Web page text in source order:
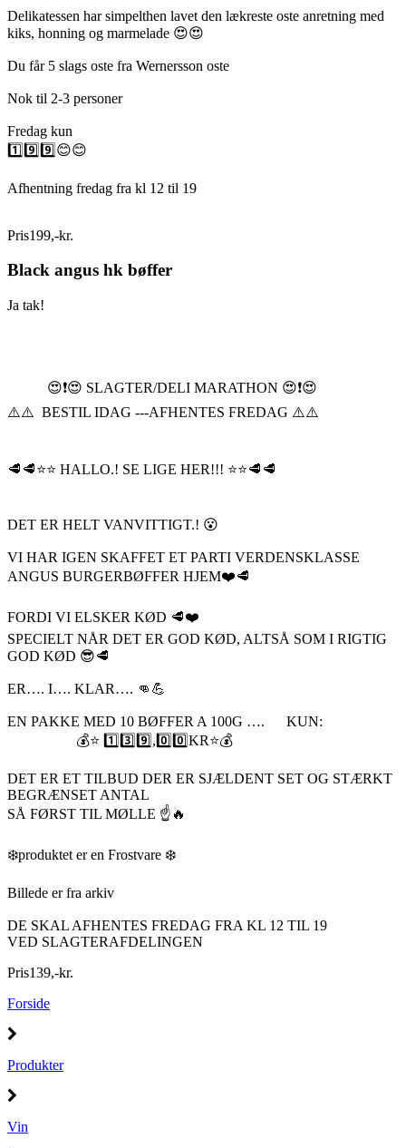
Delikatessen har simpelthen lavet den lækreste oste anretning med
kiks, honning og marmelade 😍😍
Du får 5 slags oste fra Wernersson oste
Nok til 2-3 personer
Fredag kun
1️⃣9️⃣9️⃣😊😊
Afhentning fredag fra kl 12 til 19
Pris199,-kr.
Black angus hk bøffer
Ja tak!
😍❗️😍 SLAGTER/DELI MARATHON 😍❗️😍
⚠️⚠️ BESTIL IDAG ---AFHENTES FREDAG ⚠️⚠️
🥩🥩⭐️⭐️ HALLO.! SE LIGE HER!!! ⭐️⭐️🥩🥩
DET ER HELT VANVITTIGT.! 😮
VI HAR IGEN SKAFFET ET PARTI VERDENSKLASSE
ANGUS BURGERBØFFER HJEM❤️🥩
FORDI VI ELSKER KØD 🥩❤️
SPECIELT NÅR DET ER GOD KØD, ALTSÅ SOM I RIGTIG
GOD KØD 😎🥩
ER…. I…. KLAR…. 👊💪
EN PAKKE MED 10 BØFFER A 100G …. KUN:
💰⭐️ 1️⃣3️⃣9️⃣,0️⃣0️⃣KR⭐️💰
DET ER ET TILBUD DER ER SJÆLDENT SET OG STÆRKT
BEGRÆNSET ANTAL
SÅ FØRST TIL MØLLE ☝️🔥
❄️produktet er en Frostvare ❄️
Billede er fra arkiv
DE SKAL AFHENTES FREDAG FRA KL 12 TIL 19
VED SLAGTERAFDELINGEN
Pris139,-kr.
Forside
Produkter
Vin